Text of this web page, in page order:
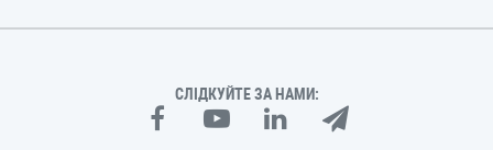
СЛІДКУЙТЕ ЗА НАМИ: